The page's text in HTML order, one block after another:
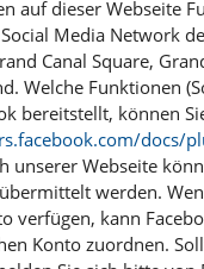
auf dieser Webseite
Media Network
Canal Square,
Welche Funktionen
bereitstellt, können
docs/
unserer Webseite
werden.
verfügen, kann
Konto zuordnen.